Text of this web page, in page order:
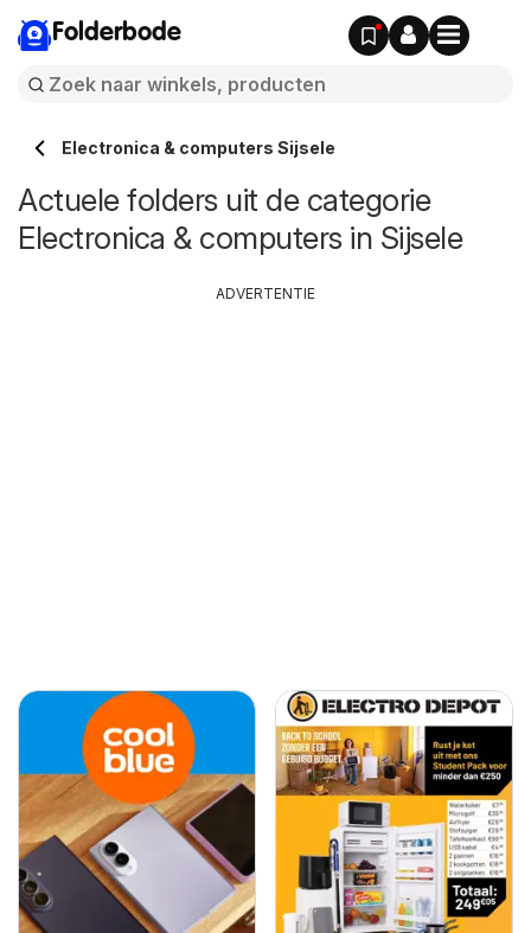
Folderbode
Electronica & computers Sijsele
Actuele folders uit de categorie
Electronica & computers in Sijsele
ADVERTENTIE